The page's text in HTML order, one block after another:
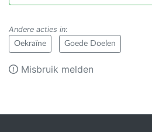
Andere acties in:
Oekraïne Goede Doelen
Misbruik melden